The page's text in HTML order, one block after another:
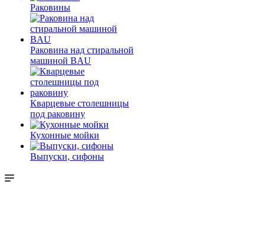
Раковины
Раковина над стиральной
машиной BAU
Кварцевые столешницы
под раковину
Кухонные мойки
Выпуски, сифоны